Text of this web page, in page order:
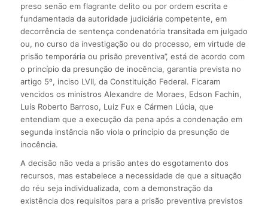
preso senão em flagrante delito ou por ordem escrita e
fundamentada da autoridade judiciária competente, em
decorrência de sentença condenatória transitada em julgado
ou, no curso da investigação ou do processo, em virtude de
prisão temporária ou prisão preventiva”, está de acordo com
o princípio da presunção de inocência, garantia prevista no
artigo 5º, inciso LVII, da Constituição Federal. Ficaram
vencidos os ministros Alexandre de Moraes, Edson Fachin,
Luís Roberto Barroso, Luiz Fux e Cármen Lúcia, que
entendiam que a execução da pena após a condenação em
segunda instância não viola o princípio da presunção de
inocência.
A decisão não veda a prisão antes do esgotamento dos
recursos, mas estabelece a necessidade de que a situação
do réu seja individualizada, com a demonstração da
existência dos requisitos para a prisão preventiva previstos